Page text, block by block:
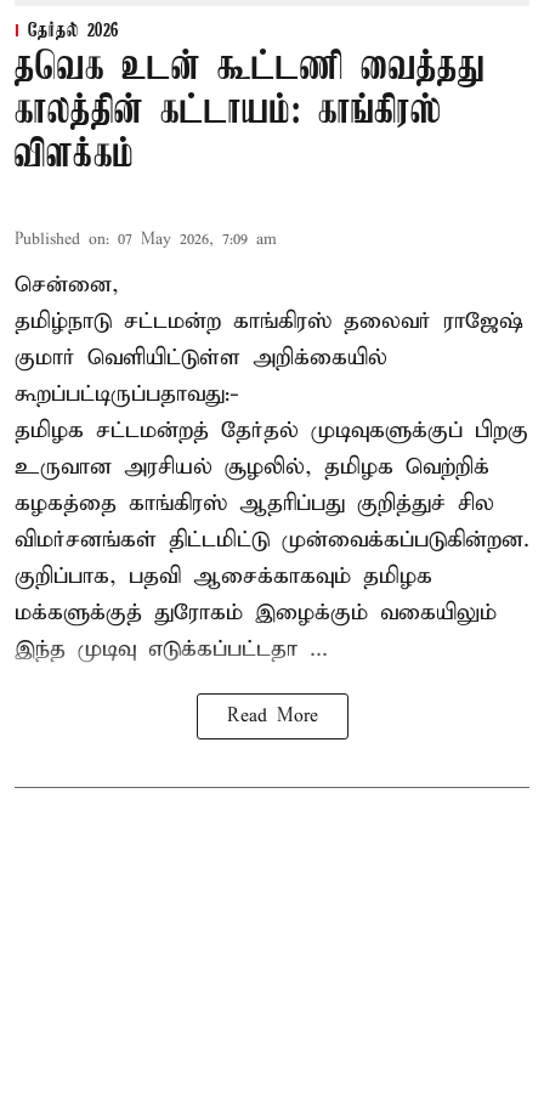
தேர்தல் 2026
தவெக உடன் கூட்டணி வைத்தது
காலத்தின் கட்டாயம்: காங்கிரஸ்
விளக்கம்
Published on: 07 May 2026, 7:09 am
சென்னை,
தமிழ்நாடு சட்டமன்ற காங்கிரஸ் தலைவர் ராஜேஷ்
குமார் வெளியிட்டுள்ள அறிக்கையில்
கூறப்பட்டிருப்பதாவது:-
தமிழக சட்டமன்றத் தேர்தல் முடிவுகளுக்குப் பிறகு
உருவான அரசியல் சூழலில், தமிழக வெற்றிக்
கழகத்தை காங்கிரஸ் ஆதரிப்பது குறித்துச் சில
விமர்சனங்கள் திட்டமிட்டு முன்வைக்கப்படுகின்றன.
குறிப்பாக, பதவி ஆசைக்காகவும் தமிழக
மக்களுக்குத் துரோகம் இழைக்கும் வகையிலும்
இந்த முடிவு எடுக்கப்பட்டதா ...
Read More